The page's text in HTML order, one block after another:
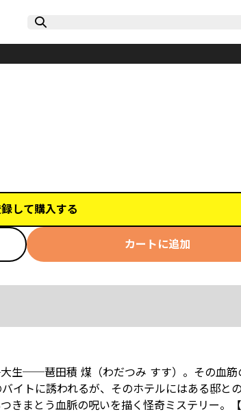
して購入する
カートに追加
生──琶田積 煤（わだつみ すす）。その血筋
イトに誘われるが、そのホテルにはある邸と
まとう血脈の呪いを描く怪奇ミステリー。